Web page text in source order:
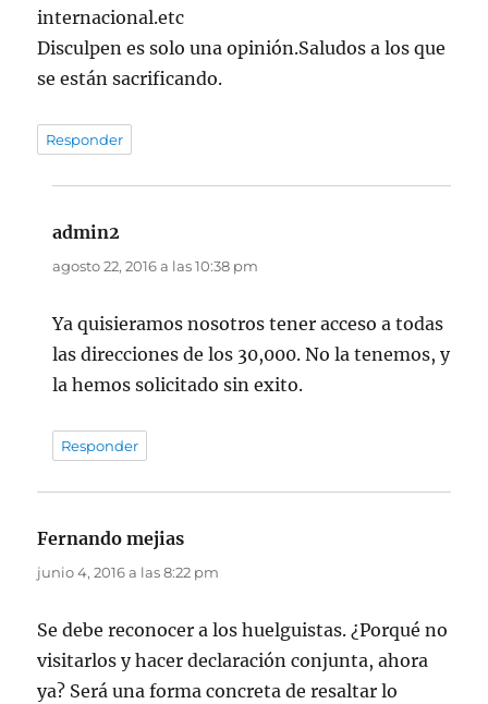
internacional.etc
Disculpen es solo una opinión.Saludos a los que
se están sacrificando.
Responder
admin2
agosto 22, 2016 a las 10:38 pm
Ya quisieramos nosotros tener acceso a todas
las direcciones de los 30,000. No la tenemos, y
la hemos solicitado sin exito.
Responder
Fernando mejias
junio 4, 2016 a las 8:22 pm
Se debe reconocer a los huelguistas. ¿Porqué no
visitarlos y hacer declaración conjunta, ahora
ya? Será una forma concreta de resaltar lo